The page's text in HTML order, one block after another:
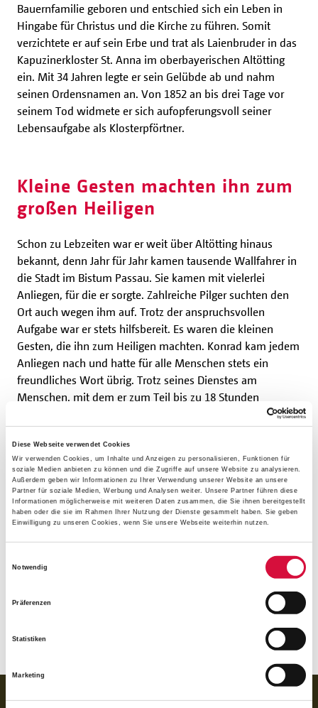
Diese Webseite verwendet Cookies
Wir verwenden Cookies, um Inhalte und Anzeigen zu personalisieren, Funktionen für
soziale Medien anbieten zu können und die Zugriffe auf unsere Website zu analysieren.
Außerdem geben wir Informationen zu Ihrer Verwendung unserer Website an unsere
Partner für soziale Medien, Werbung und Analysen weiter. Unsere Partner führen diese
Informationen möglicherweise mit weiteren Daten zusammen, die Sie ihnen bereitgestellt
haben oder die sie im Rahmen Ihrer Nutzung der Dienste gesammelt haben. Sie geben
Einwilligung zu unseren Cookies, wenn Sie unsere Webseite weiterhin nutzen.
Notwendig
Präferenzen
Statistiken
Marketing
Bauernfamilie geboren und entschied sich ein Leben in
Hingabe für Christus und die Kirche zu führen. Somit
verzichtete er auf sein Erbe und trat als Laienbruder in das
Kapuzinerkloster St. Anna im oberbayerischen Altötting
ein. Mit 34 Jahren legte er sein Gelübde ab und nahm
seinen Ordensnamen an. Von 1852 an bis drei Tage vor
seinem Tod widmete er sich aufopferungsvoll seiner
Lebensaufgabe als Klosterpförtner.
Kleine Gesten machten ihn zum
großen Heiligen
Schon zu Lebzeiten war er weit über Altötting hinaus
bekannt, denn Jahr für Jahr kamen tausende Wallfahrer in
die Stadt im Bistum Passau. Sie kamen mit vielerlei
Anliegen, für die er sorgte. Zahlreiche Pilger suchten den
Ort auch wegen ihm auf. Trotz der anspruchsvollen
Aufgabe war er stets hilfsbereit. Es waren die kleinen
Gesten, die ihn zum Heiligen machten. Konrad kam jedem
Anliegen nach und hatte für alle Menschen stets ein
freundliches Wort übrig. Trotz seines Dienstes am
Menschen, mit dem er zum Teil bis zu 18 Stunden
verbrachte, war der Mittelpunkt seines Lebens das Gebet.
Konrad von Parzham wurde 1930 selig- und 1934
heiliggesprochen. Das Bonifatiuswerk gedenkt am Tag des
heiligen Konrad seinem Konpatron, der in
vorbildhafterweise Christus und den Menschen gedient
hat. 1963 erhielt das Hilfswerk für den Glauben eine
einen besonderen Platz im Bonifatiushaus gefunden hat.
Das Ordenskleid trug der Heilige 31 Jahre lang in seinem
(as/jh)
BANKVERBINDUNG